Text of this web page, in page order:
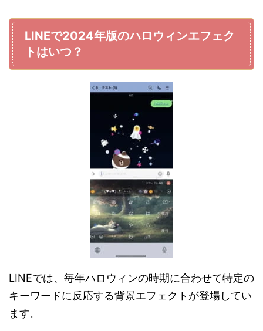
LINEで2024年版のハロウィンエフェク
トはいつ？
LINEでは、毎年ハロウィンの時期に合わせて特定の
キーワードに反応する背景エフェクトが登場してい
ます。